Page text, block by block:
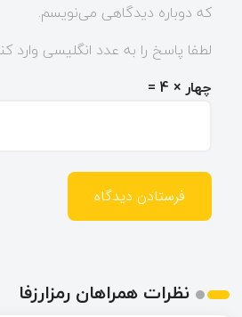
که دوباره دیدگاهی می‌نویسم.
لطفا پاسخ را به عدد انگلیسی وارد
چهار × 4 =
نظرات همراهان رمزارزفا